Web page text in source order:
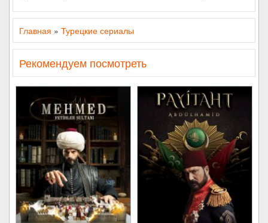
Главная » Турецкие сериалы
Рекомендуем посмотреть